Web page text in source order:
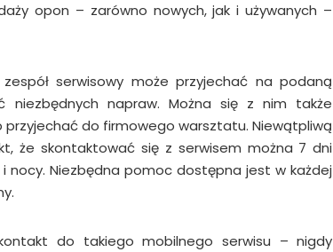
opon – zarówno nowych, jak i używanych –
serwisowy może przyjechać na podaną
niezbędnych napraw. Można się z nim także
przyjechać do firmowego warsztatu. Niewątpliwą
że skontaktować się z serwisem można 7 dni
nocy. Niezbędna pomoc dostępna jest w każdej
do takiego mobilnego serwisu – nigdy